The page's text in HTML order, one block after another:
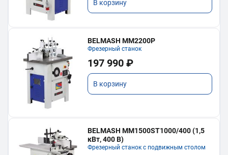
В корзину
BELMASH MM2200P
Фрезерный станок
197 990 ₽
В корзину
BELMASH MM1500ST1000/400 (1,5
кВт, 400 В)
Фрезерный станок с подвижным столом